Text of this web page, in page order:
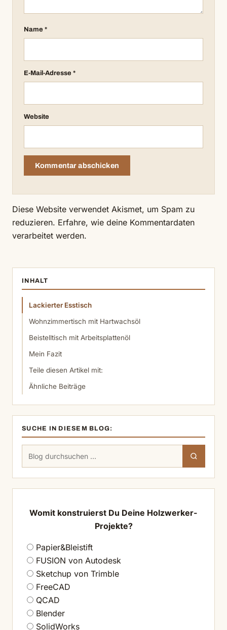
Name *
E-Mail-Adresse *
Website
Diese Website verwendet Akismet, um Spam zu
reduzieren. Erfahre, wie deine Kommentardaten
verarbeitet werden.
INHALT
Lackierter Esstisch
Wohnzimmertisch mit Hartwachsöl
Beistelltisch mit Arbeitsplattenöl
Mein Fazit
Teile diesen Artikel mit:
Ähnliche Beiträge
SUCHE IN DIESEM BLOG:
Suchen
Womit konstruierst Du Deine Holzwerker-
Projekte?
Papier&Bleistift
FUSION von Autodesk
Sketchup von Trimble
FreeCAD
QCAD
Blender
SolidWorks